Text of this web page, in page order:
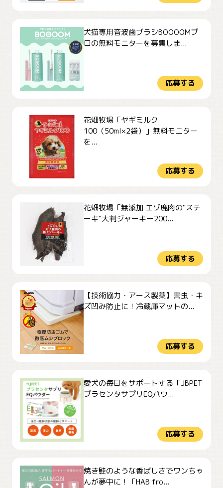
犬猫専用音波歯ブラシBOOOOMプ
ロの無料モニターを募集しま...
応募する
花畑牧場「ヤギミルク
100（50ml×2袋）」無料モニター
を...
応募する
花畑牧場「無添加 エゾ鹿肉の"ステ
ーキ"大判ジャーキー200...
応募する
【技術協力・アース製薬】害虫・キ
ズ凹み防止に！冷蔵庫マットの...
応募する
愛犬の毎日をサポートする「JBPET
プラセンタサプリEQパウ...
応募する
焼き鮭のような香ばしさでワンちゃ
んが夢中に！「HAB fro...